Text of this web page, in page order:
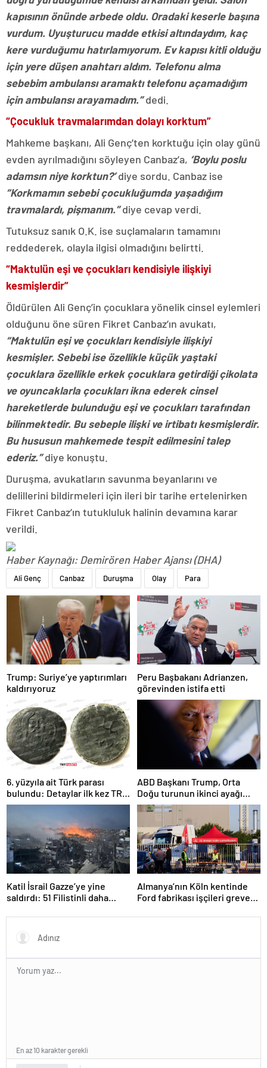
kapısının önünde arbede oldu. Oradaki keserle başına
vurdum. Uyuşturucu madde etkisi altındaydım, kaç
kere vurduğumu hatırlamıyorum. Ev kapısı kitli olduğu
için yere düşen anahtarı aldım. Telefonu alma
sebebim ambulansı aramaktı telefonu açamadığım
için ambulansı arayamadım.”dedi.
“Çocukluk travmalarımdan dolayı korktum”
Mahkeme başkanı, Ali Genç’ten korktuğu için olay günü
evden ayrılmadığını söyleyen Canbaz’a, ‘Boylu poslu
adamsın niye korktun?’diye sordu. Canbaz ise
“Korkmamın sebebi çocukluğumda yaşadığım
travmalardı, pişmanım.”diye cevap verdi.
Tutuksuz sanık O.K. ise suçlamaların tamamını
reddederek, olayla ilgisi olmadığını belirtti.
“Maktulün eşi ve çocukları kendisiyle ilişkiyi
kesmişlerdir”
Öldürülen Ali Genç’in çocuklara yönelik cinsel eylemleri
olduğunu öne süren Fikret Canbaz’ın avukatı,
“Maktulün eşi ve çocukları kendisiyle ilişkiyi
kesmişler. Sebebi ise özellikle küçük yaştaki
çocuklara özellikle erkek çocuklara getirdiği çikolata
ve oyuncaklarla çocukları ikna ederek cinsel
hareketlerde bulunduğu eşi ve çocukları tarafından
bilinmektedir. Bu sebeple ilişki ve irtibatı kesmişlerdir.
Bu hususun mahkemede tespit edilmesini talep
ederiz.”diye konuştu.
Duruşma, avukatların savunma beyanlarını ve
delillerini bildirmeleri için ileri bir tarihe ertelenirken
Fikret Canbaz’ın tutukluluk halinin devamına karar
verildi.
Haber Kaynağı: Demirören Haber Ajansı (DHA)
Ali Genç Canbaz Duruşma Olay Para
Trump: Suriye’ye yaptırımları
kaldırıyoruz
Peru Başbakanı Adrianzen,
görevinden istifa etti
6. yüzyıla ait Türk parası
bulundu: Detaylar ilk kez TRT
Haber’de
ABD Başkanı Trump, Orta
Doğu turunun ikinci ayağı
Katar’da
Katil İsrail Gazze’ye yine
saldırdı: 51 Filistinli daha
Almanya’nın Köln kentinde
Ford fabrikası işçileri greve
En az 10 karakter gerekli